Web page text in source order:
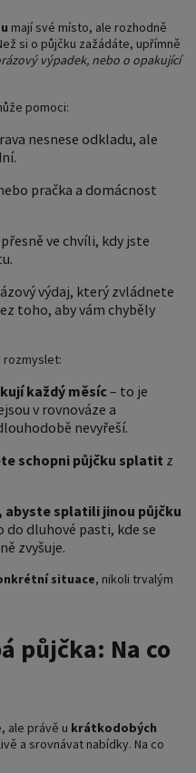
mají své místo, ale rozhodně
si o půjčku zažádáte, upřímně
výpadek, nebo o opakující
pomoci:
nesnese odkladu, ale
pračka a domácnost
ve chvíli, kdy jste
výdaj, který zvládnete
toho, aby vám chyběly
rozmyslet:
každý měsíc – to je
v rovnováze a
nevyřeší.
schopni půjčku splatit z
abyste splatili jinou půjčku
dluhové pasti, kde se
zvyšuje.
situace, nikoli trvalým
půjčka: Na co
ale právě u krátkodobých
a srovnávat nabídky. Na co